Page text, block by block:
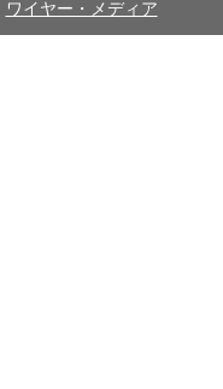
ワイヤー・メディア